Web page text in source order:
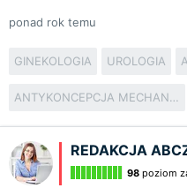
ponad rok temu
GINEKOLOGIA UROLOGIA
ANTYKONCEPCJA MECHANICZNA
REDAKCJA
98 poziom